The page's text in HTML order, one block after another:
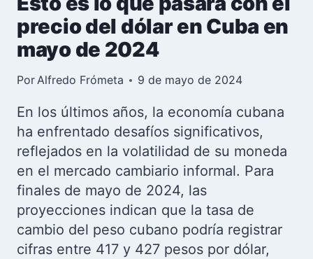
precio del dólar en Cuba en
mayo de 2024
PorAlfredo Frómeta 9 de mayo de 2024
En los últimos años, la economía cubana
ha enfrentado desafíos significativos,
reflejados en la volatilidad de su moneda
en el mercado cambiario informal. Para
finales de mayo de 2024, las
proyecciones indican que la tasa de
cambio del peso cubano podría registrar
cifras entre 417 y 427 pesos por dólar,